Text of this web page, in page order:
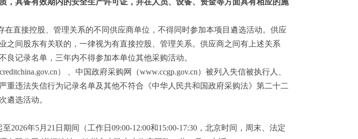
，具备有效期内的安全生产许可证，并在人员、设备、资金等方面具有相应的施
在直接控股、管理关系的不同供应商单位，不得同时参加本项目遴选活动。 供应
之间股东有关联的，一律视为有直接控股、管理关系。 供应商之间有上述关系
良记录名单， 三年内不得参加本单位其他采购活动。
） 、中国政府采购网 （www.ccgp.gov.cn） 被列入失信被执行人、
重违法失信行为记录名单及其他不符合《中华人民共和国政府采购法》第二十二
遴选活动。
至2026年5月 21 日期间（工作日 09:00-12:00和15:00-17:30，北京时间， 周末、 法定